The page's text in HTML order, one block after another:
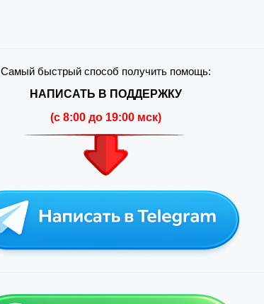
Самый быстрый способ получить помощь:
НАПИСАТЬ В ПОДДЕРЖКУ
(c 8:00 до 19:00 мск)